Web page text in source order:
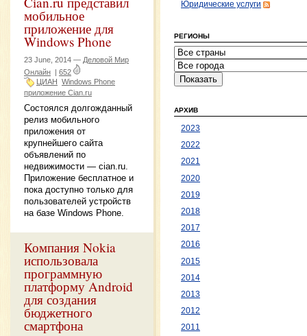
мобильное
приложение для
Windows Phone
23 June, 2014 — Деловой Мир
Онлайн
652
ЦИАН
Windows Phone
приложение Cian.ru
Состоялся долгожданный
релиз мобильного
приложения от
крупнейшего сайта
объявлений по
недвижимости — cian.ru.
Приложение бесплатное и
пока доступно только для
пользователей устройств
на базе Windows Phone.
Компания Nokia
использовала
программную
платформу Android
для создания
бюджетного
смартфона
Юридические услуги
РЕГИОНЫ
АРХИВ
2023
2022
2021
2020
2019
2018
2017
2016
2015
2014
2013
2012
2011